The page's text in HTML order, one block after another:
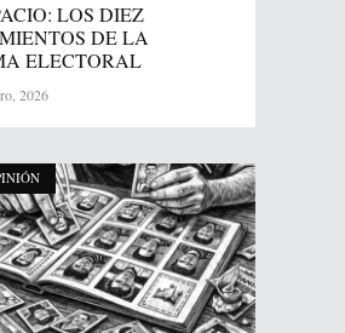
LOS DIEZ
DE LA
ELECTORAL
2026